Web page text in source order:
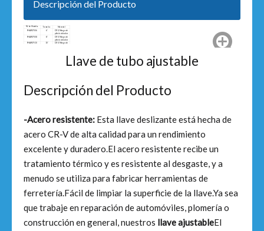
Descripción del Producto
N º de Modelo. Tamaño
Material
FHAW7006
6'
CRV, Mango de
plástico bicolor
FHAW7008 8'
CRV, Mango de
plástico bicolor
FHAW7010 10'
CRV, Mango de
Llave de tubo ajustable
Descripción del Producto
-Acero resistente: Esta llave deslizante está hecha de
acero CR-V de alta calidad para un rendimiento
excelente y duradero.El acero resistente recibe un
tratamiento térmico y es resistente al desgaste, y a
menudo se utiliza para fabricar herramientas de
ferretería.Fácil de limpiar la superficie de la llave.Ya sea
que trabaje en reparación de automóviles, plomería o
construcción en general, nuestros llave ajustableEl